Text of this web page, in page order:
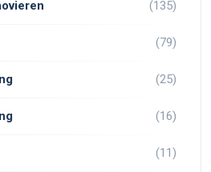
(135)
(79)
(25)
(16)
(11)